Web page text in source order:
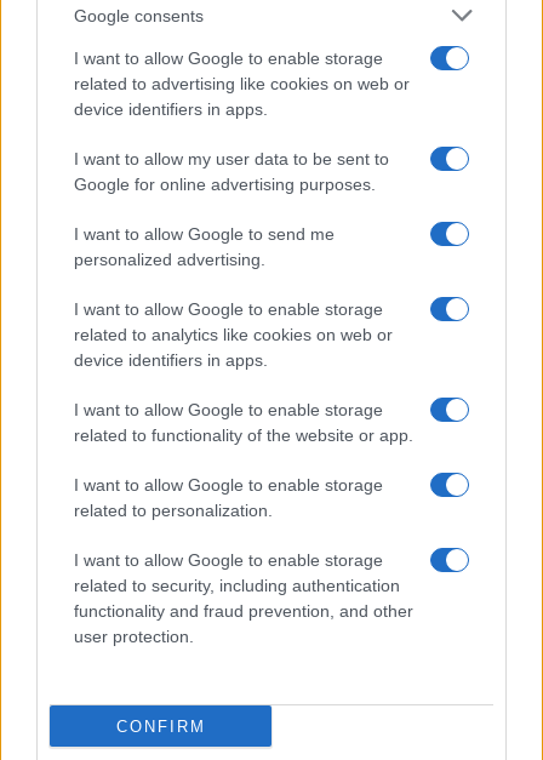
Google consents
I want to allow Google to enable storage
related to advertising like cookies on web or
device identifiers in apps.
I want to allow my user data to be sent to
Google for online advertising purposes.
I want to allow Google to send me
personalized advertising.
I want to allow Google to enable storage
related to analytics like cookies on web or
device identifiers in apps.
I want to allow Google to enable storage
related to functionality of the website or app.
I want to allow Google to enable storage
related to personalization.
I want to allow Google to enable storage
related to security, including authentication
functionality and fraud prevention, and other
user protection.
CONFIRM
daGoogle News
Condividi l'articolo
F
a
ce
b
o
o
k
T
w
it
te
r
Pi
n
te
re
st
W
h
at
s
A
p
p
S
h
a
Articolo precedente
Prossimo articolo
Incendio nella notte a Olbia, a fuoco due furgoni
A fuoco un deposito con bombole, intervento dei
vigili del fuoco a Rudalza